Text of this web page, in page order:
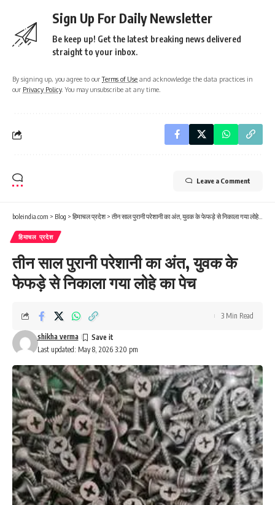
Sign Up For Daily Newsletter
Be keep up! Get the latest breaking news delivered
straight to your inbox.
By signing up, you agree to ourTerms of Use and acknowledge the data practices in
our Privacy Policy. You may unsubscribe at any time.
Leave a Comment
boleindia.com > Blog > हिमाचल प्रदेश> तीन साल पुरानी परेशानी का अंत, युवक के फेफड़े से निकाला गया लोहे का पेच
हिमाचल प्रदेश
तीन साल पुरानी परेशानी का अंत, युवक के
फेफड़े से निकाला गया लोहे का पेच
Last updated: May 8, 2026 3:20 pm
shikha verma
3 Min Read